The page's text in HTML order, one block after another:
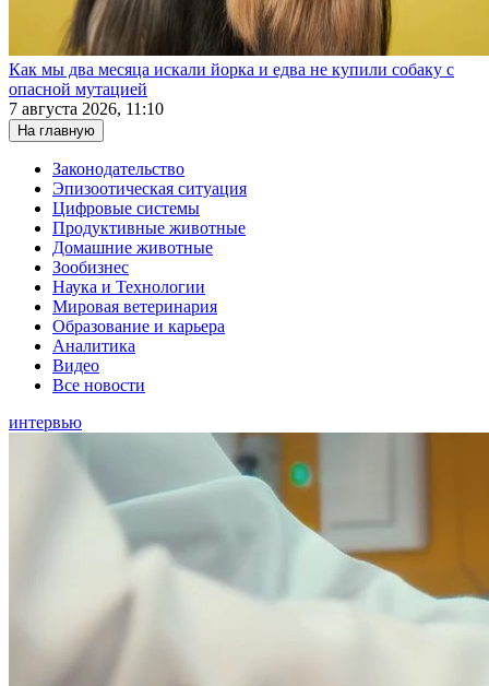
Как мы два месяца искали йорка и едва не купили собаку с
опасной мутацией
7 августа 2026, 11:10
На главную
Законодательство
Эпизоотическая ситуация
Цифровые системы
Продуктивные животные
Домашние животные
Зообизнес
Наука и Технологии
Мировая ветеринария
Образование и карьера
Аналитика
Видео
Все новости
интервью